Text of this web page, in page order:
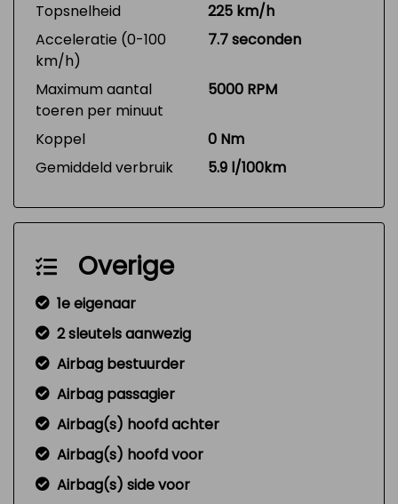
Topsnelheid
225 km/h
Acceleratie (0-100
km/h)
7.7 seconden
Maximum aantal
toeren per minuut
5000 RPM
Koppel
0 Nm
Gemiddeld verbruik
5.9 l/100km
Overige
1e eigenaar
2 sleutels aanwezig
Airbag bestuurder
Airbag passagier
Airbag(s) hoofd achter
Airbag(s) hoofd voor
Airbag(s) side voor